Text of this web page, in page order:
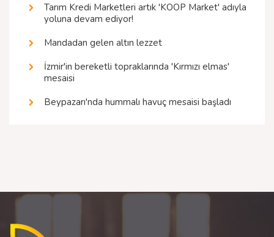
Tarım Kredi Marketleri artık 'KOOP Market' adıyla
yoluna devam ediyor!
Mandadan gelen altın lezzet
İzmir'in bereketli topraklarında 'Kırmızı elmas'
mesaisi
Beypazarı'nda hummalı havuç mesaisi başladı